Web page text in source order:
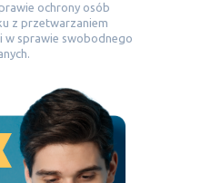
ochrony osób
z przetwarzaniem
w sprawie swobodnego